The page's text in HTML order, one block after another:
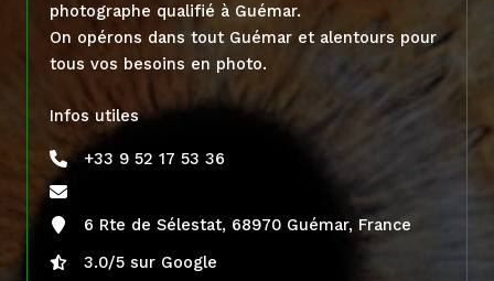
photographe qualifié à Guémar.
On opérons dans tout Guémar et alentours pour
tous vos besoins en photo.
Infos utiles
+33 9 52 17 53 36
6 Rte de Sélestat, 68970 Guémar, France
3.0/5 sur Google